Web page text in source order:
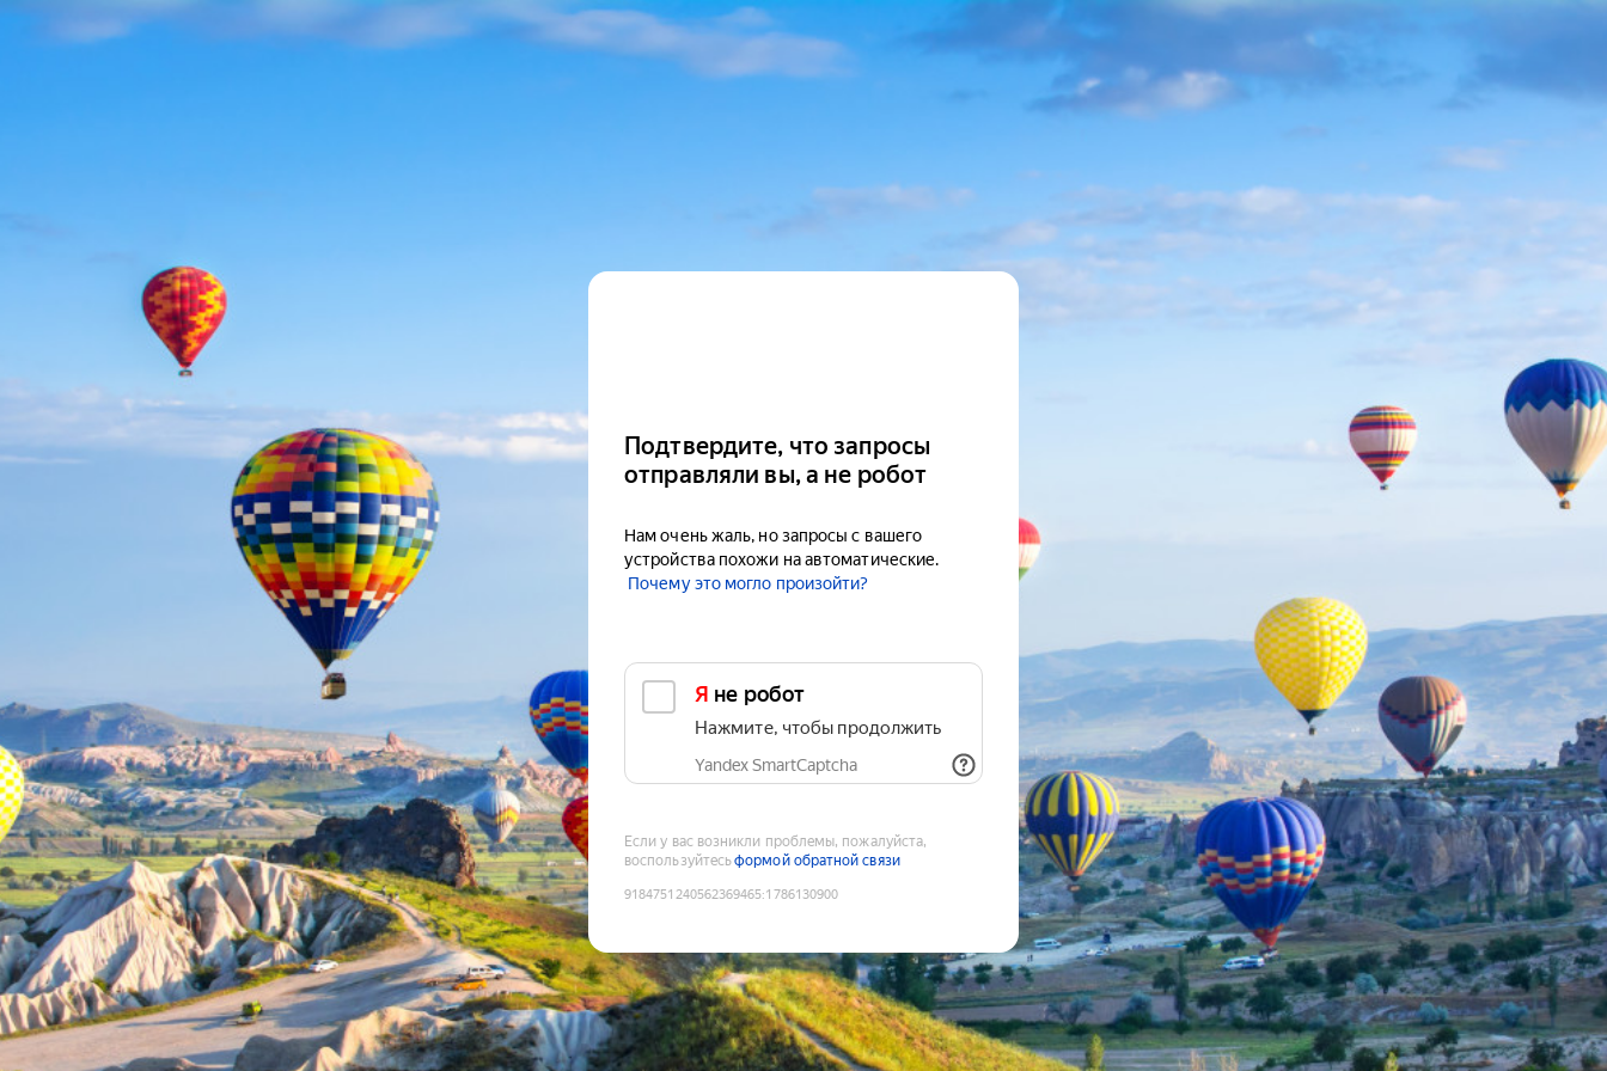
Подтвердите, что запросы
отправляли вы, а не робот
Нам очень жаль, но запросы с вашего
устройства похожи на автоматические.
Почему это могло произойти?
Я не робот
Нажмите, чтобы продолжить
Yandex SmartCaptcha
Если у вас возникли проблемы, пожалуйста,
воспользуйтесьформой обратной связи
9184751240562369465:1786130900